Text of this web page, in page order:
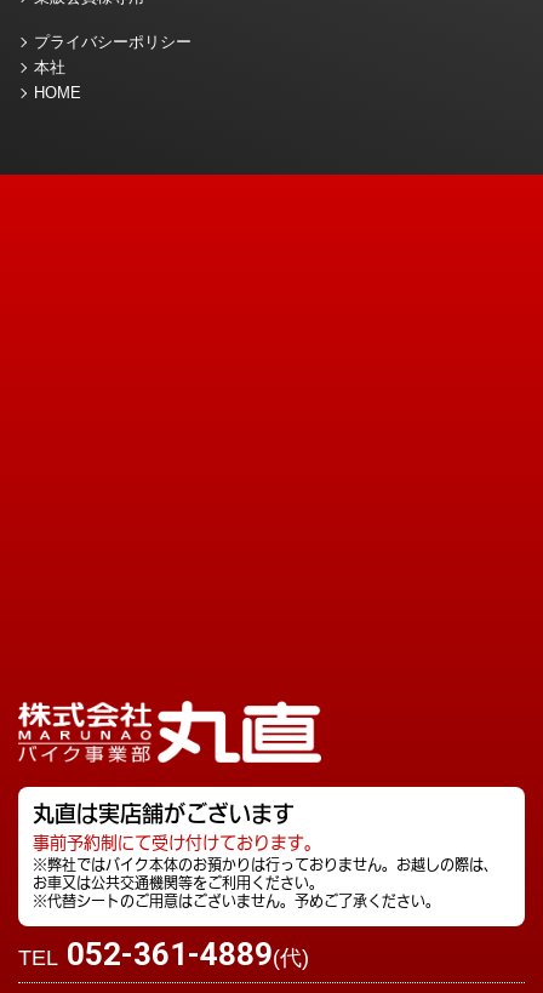
プライバシーポリシー
本社
HOME
丸直は実店舗がございます
事前予約制にて受け付けております。
※弊社ではバイク本体のお預かりは行っておりません。お越しの際は、
お車又は公共交通機関等をご利用ください。
※代替シートのご用意はございません。予めご了承ください。
TEL 052-361-4889(代)